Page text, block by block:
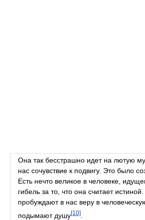
Она так бесстрашно идет на лютую
нас сочувствие к подвигу. Это было
Есть нечто великое в человеке,
гибель за то, что она считает
пробуждают в нас веру в
подымают душу[10]